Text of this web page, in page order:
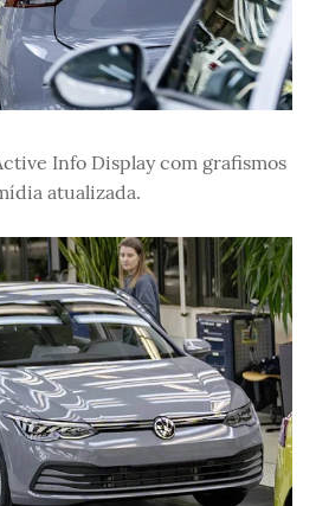
Info Display com grafismos
atualizada.